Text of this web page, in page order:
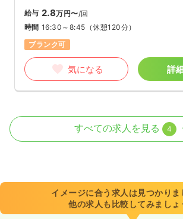
給与 2.8万円〜/回
時間 16:30～8:45 （休憩120分）
ブランク可
気になる 詳
訪問看護 正看護師
8:30～16:45（休憩60分）
日祝休み
担当業務未経験可
ブランク可
すべての求人を見る 4
イメージに合う求人は見つかりま
他の求人も比較してみましょ